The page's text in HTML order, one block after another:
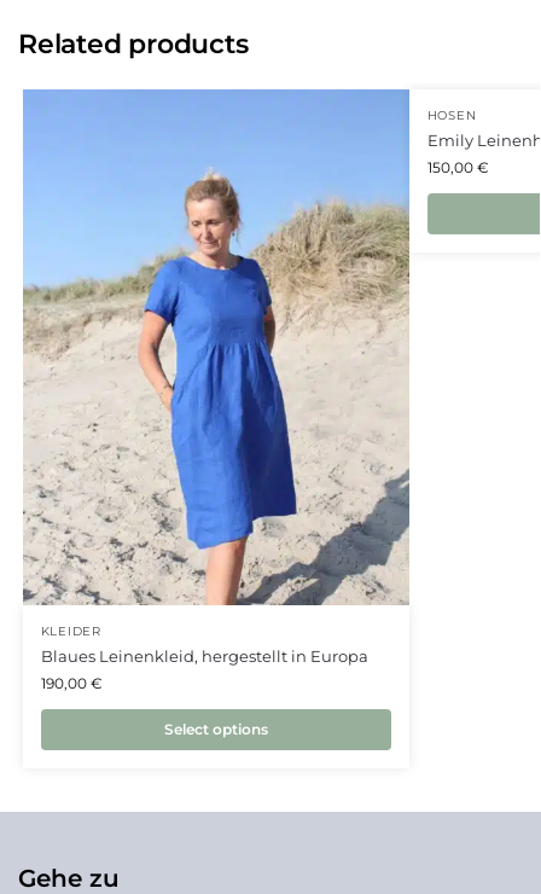
Related products
KLEIDER
Blaues Leinenkleid, hergestellt in Europa
190,00 €
Select options
HOSEN
Emily
150,00 €
Gehe zu